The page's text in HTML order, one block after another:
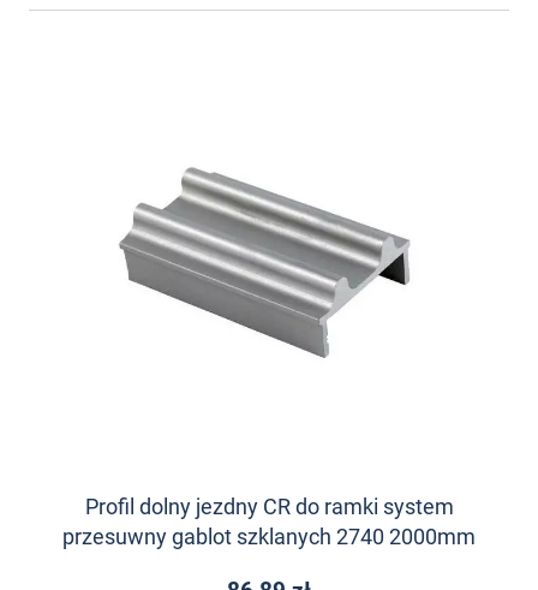
Profil dolny jezdny CR do ramki system
przesuwny gablot szklanych 2740 2000mm